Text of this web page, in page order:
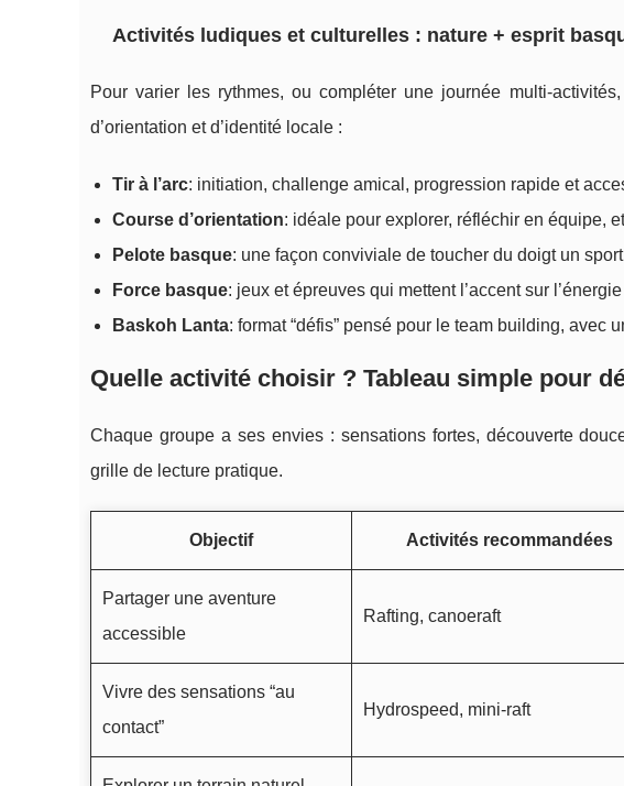
Activités ludiques et culturelles : nature + esprit
Pour varier les rythmes, ou compléter une journée multi-
d’orientation et d’identité locale :
Tir à l’arc: initiation, challenge amical, progression rapide et
Course d’orientation: idéale pour explorer, réfléchir en équipe,
Pelote basque: une façon conviviale de toucher du doigt un
Force basque: jeux et épreuves qui mettent l’accent sur
Baskoh Lanta: format “défis” pensé pour le team building,
Quelle activité choisir ? Tableau simple pour
Chaque groupe a ses envies : sensations fortes, découverte
grille de lecture pratique.
Objectif Activités recommandées
Partager une aventure
accessible
Rafting, canoeraft
Vivre des sensations “au
contact”
Hydrospeed, mini-raft